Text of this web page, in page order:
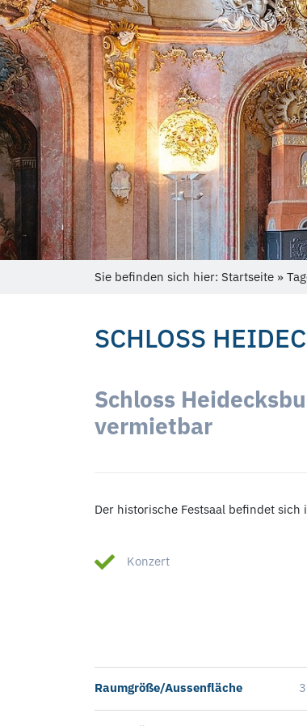
Sie befinden sich hier: Startseite »
SCHLOSS
Schloss
vermietbar
Der historische Festsaal befindet sich
Konzert
Raumgröße/Aussenfläche